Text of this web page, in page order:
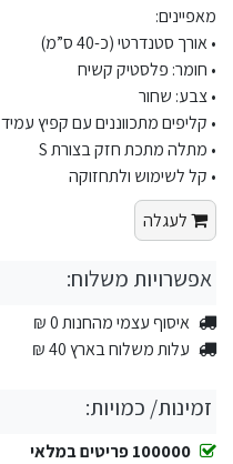
מאפיינים:
• אורך סטנדרטי (כ-40 ס”מ)
• חומר: פלסטיק קשיח
• צבע: שחור
• קליפים מתכווננים עם קפיץ עמיד
• מתלה מתכת חזק בצורת S
• קל לשימוש ולתחזוקה
לעגלה
אפשרויות משלוח:
איסוף עצמי מהחנות 0 ₪
עלות משלוח בארץ 40 ₪
זמינות/ כמויות:
100000 פריטים במלאי